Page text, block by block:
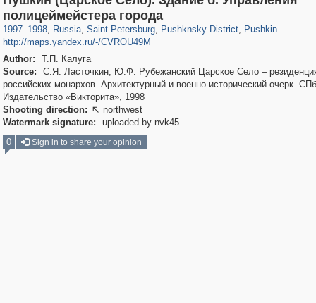
полицеймейстера города
1997–1998, Russia
1,406,840 29,243
, Saint Petersburg
197,173 5,709
, Pushknsky District
11,385
, Pushkin
http://maps.yandex.ru/-/CVROU49M
Author:
Т.П. Калуга
Source:
С.Я. Ласточкин, Ю.Ф. Рубежанский Царское Село –
российских монархов. Архитектурный и военно-исторический очерк.
Издательство «Викторита», 1998
Shooting direction:  northwest
Watermark signature:
uploaded by nvk45
0
Sign in to share your opinion